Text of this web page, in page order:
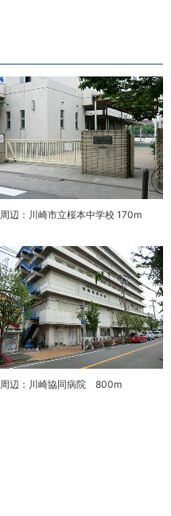
周辺：川崎市立桜本中学校 170m
周辺：川崎協同病院 800m